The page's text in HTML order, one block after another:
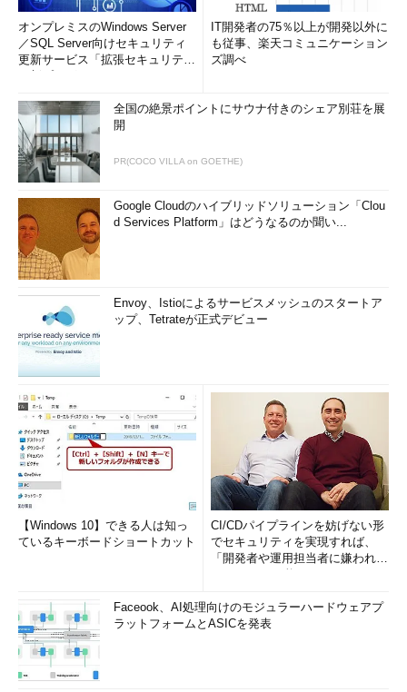
オンプレミスのWindows Server
／SQL Server向けセキュリティ
更新サービス「拡張セキュリティ
IT開発者の75％以上が開発以外に
も従事、楽天コミュニケーション
ズ調べ
全国の絶景ポイントにサウナ付きのシェア別荘を展
開
PR(COCO VILLA on GOETHE)
Google Cloudのハイブリッドソリューション「Clou
d Services Platform」はどうなるのか聞い...
Envoy、Istioによるサービスメッシュのスタートア
ップ、Tetrateが正式デビュー
【Windows 10】できる人は知っ
ているキーボードショートカット
CI/CDパイプラインを妨げない形
でセキュリティを実現すれば、
「開発者や運用担当者に嫌われな
Faceook、AI処理向けのモジュラーハードウェアプ
ラットフォームとASICを発表